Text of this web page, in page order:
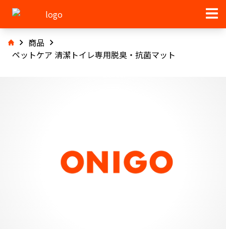
商品
ペットケア 清潔トイレ専用脱臭・抗菌マット